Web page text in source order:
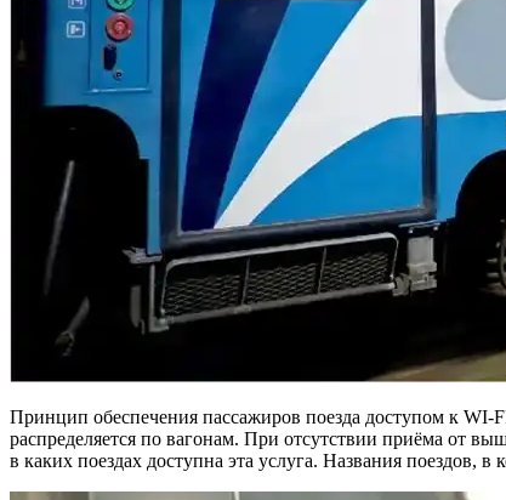
Принцип обеспечения пассажиров поезда доступом к WI-
распределяется по вагонам. При отсутствии приёма от
в каких поездах доступна эта услуга. Названия поездов,